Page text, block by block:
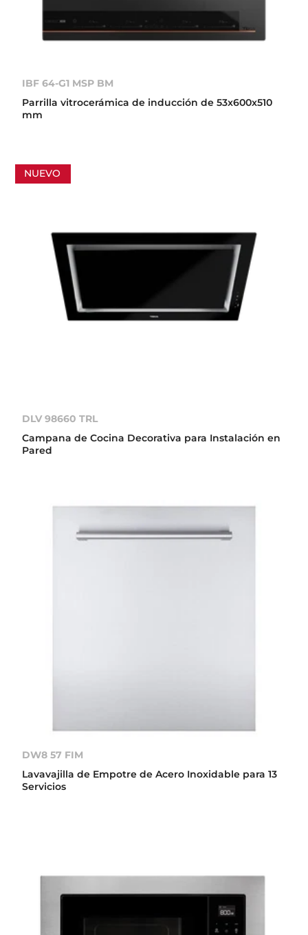
IBF 64-G1 MSP BM
Parrilla vitrocerámica de inducción de 53x600x510
mm
NUEVO
DLV 98660 TRL
Campana de Cocina Decorativa para Instalación en
Pared
DW8 57 FIM
Lavavajilla de Empotre de Acero Inoxidable para 13
Servicios